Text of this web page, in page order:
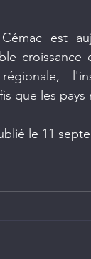
est
que les
le 11